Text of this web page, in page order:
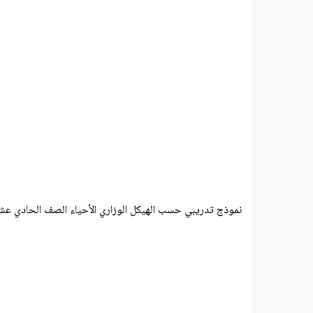
نموذج تدريبي حسب الهيكل الوزاري الأحياء الصف الحادي